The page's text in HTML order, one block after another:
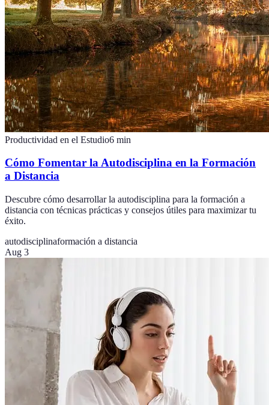
Productividad en el Estudio6 min
Cómo Fomentar la Autodisciplina en la Formación
a Distancia
Descubre cómo desarrollar la autodisciplina para la formación a
distancia con técnicas prácticas y consejos útiles para maximizar tu
éxito.
autodisciplinaformación a distancia
Aug 3